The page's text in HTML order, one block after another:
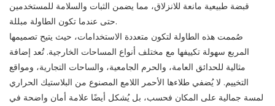
قبضة طبيعية مانعة للانزلاق، مما يضمن الثبات والسلامة للمستخدمين
حتى عندما تكون الطاولة مبللة.
صُممت هذه الطاولة لتكون متعددة الاستخدامات، حيث يتيح تصميمها
المربع سهولة تكييفها مع مختلف أنواع المساحات الخارجية. تُعد إضافة
مثالية للحدائق العامة، والحرم الجامعية، والساحات التجارية، ومواقع
التخييم. لا يُضفي طلاءها الأحمر اللامع المصنوع من البلاستيك الحراري
لمسة جمالية على المكان فحسب، بل يُشكل أيضًا علامة أمان واضحة في